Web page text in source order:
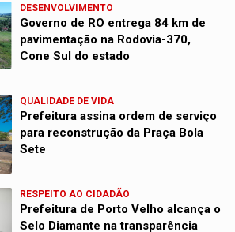
DESENVOLVIMENTO
Governo de RO entrega 84 km de
pavimentação na Rodovia-370,
Cone Sul do estado
QUALIDADE DE VIDA
Prefeitura assina ordem de serviço
para reconstrução da Praça Bola
Sete
RESPEITO AO CIDADÃO
Prefeitura de Porto Velho alcança o
Selo Diamante na transparência